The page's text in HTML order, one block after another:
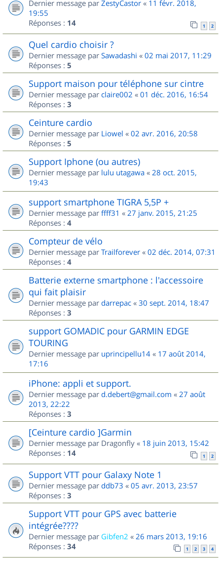
Dernier message par ZestyCastor « 11 févr. 2018,
19:55
Réponses : 14 1 2
Quel cardio choisir ?
Dernier message par Sawadashi « 02 mai 2017, 11:29
Réponses : 5
Support maison pour téléphone sur cintre
Dernier message par claire002 « 01 déc. 2016, 16:54
Réponses : 3
Ceinture cardio
Dernier message par Liowel « 02 avr. 2016, 20:58
Réponses : 5
Support Iphone (ou autres)
Dernier message par lulu utagawa « 28 oct. 2015,
19:43
support smartphone TIGRA 5,5P +
Dernier message par ffff31 « 27 janv. 2015, 21:25
Réponses : 4
Compteur de vélo
Dernier message par Trailforever « 02 déc. 2014, 07:31
Réponses : 4
Batterie externe smartphone : l'accessoire
qui fait plaisir
Dernier message par darrepac « 30 sept. 2014, 18:47
Réponses : 3
support GOMADIC pour GARMIN EDGE
TOURING
Dernier message par uprincipellu14 « 17 août 2014,
17:16
iPhone: appli et support.
Dernier message par d.debert@gmail.com « 27 août
2013, 22:22
Réponses : 3
[Ceinture cardio ]Garmin
Dernier message par Dragonfly « 18 juin 2013, 15:42
Réponses : 14 1 2
Support VTT pour Galaxy Note 1
Dernier message par ddb73 « 05 avr. 2013, 23:57
Réponses : 3
Support VTT pour GPS avec batterie
intégrée????
Dernier message par Gibfen2 « 26 mars 2013, 19:16
Réponses : 34 1 2 3 4